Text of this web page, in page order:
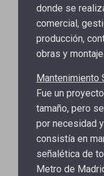
donde se
comercial,
producción,
obras y montaje.
Mantenimiento
Fue un
tamaño, pero
por necesidad
consistía en
señalética de
Metro de